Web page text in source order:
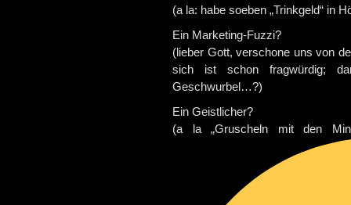
(a la: habe soeben „Trinkgeld“ in
Ein Marketing-Fuzzi?
(lieber Gott, verschone uns von
sich ist schon fragwürdig;
Geschwurbel…?)
Ein Geistlicher?
(a la „Gruscheln mit den